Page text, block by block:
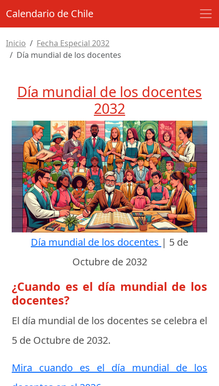
Calendario de Chile
Inicio
Fecha Especial 2032
Día mundial de los docentes
Día mundial de los docentes
2032
Día mundial de los docentes | 5 de
Octubre de 2032
¿Cuando es el día mundial de los
docentes?
El día mundial de los docentes se celebra el
5 de Octubre de 2032.
Mira cuando es el día mundial de los